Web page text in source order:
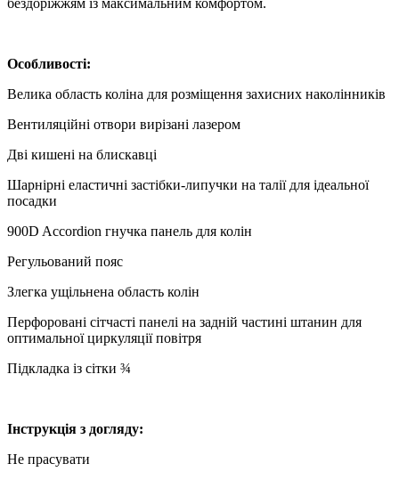
Особливості:
Велика область коліна для розміщення захисних наколінників
Вентиляційні отвори вирізані лазером
Дві кишені на блискавці
Шарнірні еластичні застібки-липучки на талії для ідеальної
посадки
900D Accordion гнучка панель для колін
Регульований пояс
Злегка ущільнена область колін
Перфоровані сітчасті панелі на задній частині штанин для
оптимальної циркуляції повітря
Підкладка із сітки ¾
Інструкція з догляду:
Не прасувати